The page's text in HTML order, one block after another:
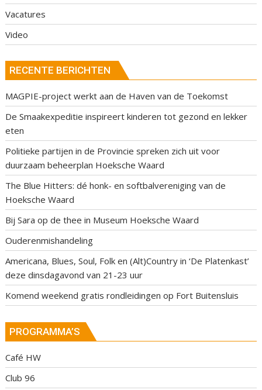
Vacatures
Video
RECENTE BERICHTEN
MAGPIE-project werkt aan de Haven van de Toekomst
De Smaakexpeditie inspireert kinderen tot gezond en lekker
eten
Politieke partijen in de Provincie spreken zich uit voor
duurzaam beheerplan Hoeksche Waard
The Blue Hitters: dé honk- en softbalvereniging van de
Hoeksche Waard
Bij Sara op de thee in Museum Hoeksche Waard
Ouderenmishandeling
Americana, Blues, Soul, Folk en (Alt)Country in ‘De Platenkast’
deze dinsdagavond van 21-23 uur
Komend weekend gratis rondleidingen op Fort Buitensluis
PROGRAMMA’S
Café HW
Club 96